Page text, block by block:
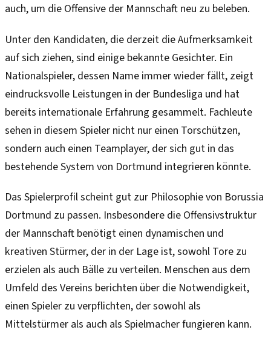
auch, um die Offensive der Mannschaft neu zu beleben.
Unter den Kandidaten, die derzeit die Aufmerksamkeit
auf sich ziehen, sind einige bekannte Gesichter. Ein
Nationalspieler, dessen Name immer wieder fällt, zeigt
eindrucksvolle Leistungen in der Bundesliga und hat
bereits internationale Erfahrung gesammelt. Fachleute
sehen in diesem Spieler nicht nur einen Torschützen,
sondern auch einen Teamplayer, der sich gut in das
bestehende System von Dortmund integrieren könnte.
Das Spielerprofil scheint gut zur Philosophie von Borussia
Dortmund zu passen. Insbesondere die Offensivstruktur
der Mannschaft benötigt einen dynamischen und
kreativen Stürmer, der in der Lage ist, sowohl Tore zu
erzielen als auch Bälle zu verteilen. Menschen aus dem
Umfeld des Vereins berichten über die Notwendigkeit,
einen Spieler zu verpflichten, der sowohl als
Mittelstürmer als auch als Spielmacher fungieren kann.